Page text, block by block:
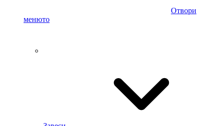
Отвори
менюто